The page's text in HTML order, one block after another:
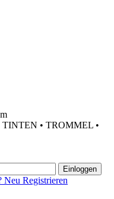
• TROMMEL •
Neu Registrieren